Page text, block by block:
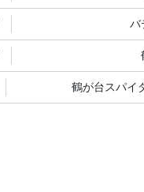
バ
鶴が台スパイ